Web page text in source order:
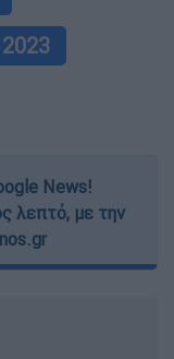
News!
λεπτό, με την